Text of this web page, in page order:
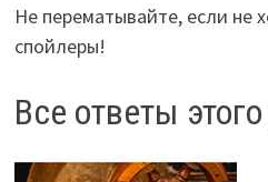
Не перематывайте, если не
спойлеры!
Все ответы